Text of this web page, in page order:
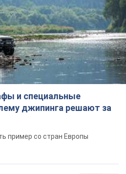
и специальные
джипинга решают за
пример со стран Европы